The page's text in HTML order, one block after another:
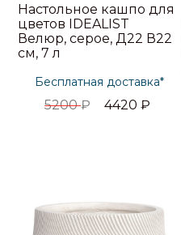
Настольное кашпо для
цветов IDEALIST
Велюр, серое, Д22 В22
см, 7 л
Бесплатная доставка*
5200₽ 4420₽